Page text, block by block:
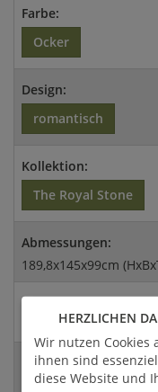
Farbe:
Ocker
Design:
romantisch
Kollektion:
The Royal Stone
Abmessungen:
189,8x145x99cm
Versandart:
Spedition
EAN:
4056026381889
HERZLICHEN
Wir nutzen Cookies
ihnen sind
diese Website und